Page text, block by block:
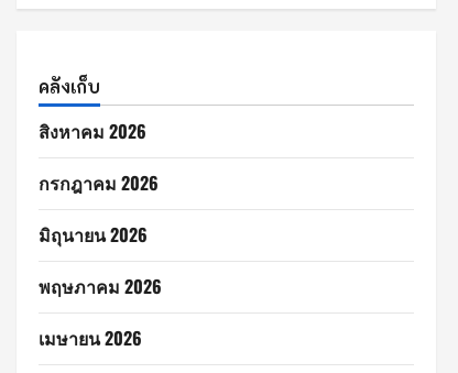
คลังเก็บ
สิงหาคม 2026
กรกฎาคม 2026
มิถุนายน 2026
พฤษภาคม 2026
เมษายน 2026